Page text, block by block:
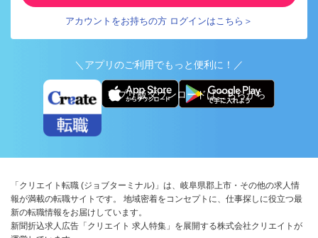
アカウントをお持ちの方 ログインはこちら＞
＼アプリのご利用でもっと便利に！／
アプリ版ダウンロードはこちらから
「クリエイト転職 (ジョブターミナル)」は、岐阜県郡上市・その他の求人情
報が満載の転職サイトです。 地域密着をコンセプトに、仕事探しに役立つ最
新の転職情報をお届けしています。
新聞折込求人広告「クリエイト 求人特集」を展開する株式会社クリエイトが